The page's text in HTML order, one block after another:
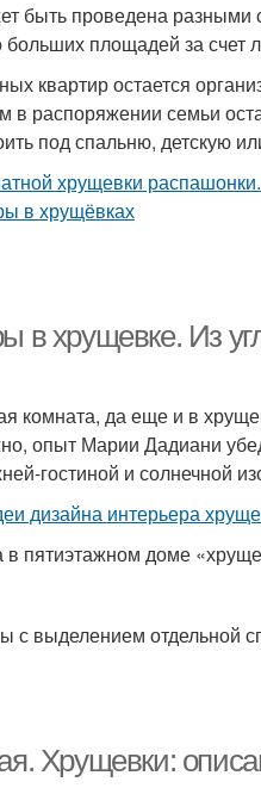
быть проведена
площадей за счет
квартир остается
распоряжении семьи
под спальню, детскую
в хрущевке. Из
комната, да еще и в
опыт Марии Дадиани
гостиной и солнечной
пятиэтажном доме
выделением отдельной
Хрущевки: